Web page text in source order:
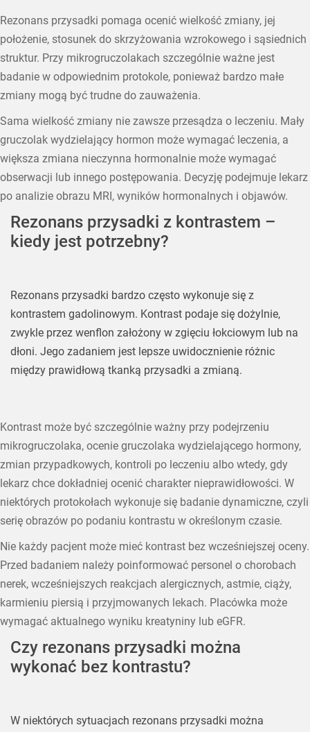
Rezonans przysadki pomaga ocenić wielkość zmiany, jej
położenie, stosunek do skrzyżowania wzrokowego i sąsiednich
struktur. Przy mikrogruczolakach szczególnie ważne jest
badanie w odpowiednim protokole, ponieważ bardzo małe
zmiany mogą być trudne do zauważenia.
Sama wielkość zmiany nie zawsze przesądza o leczeniu. Mały
gruczolak wydzielający hormon może wymagać leczenia, a
większa zmiana nieczynna hormonalnie może wymagać
obserwacji lub innego postępowania. Decyzję podejmuje lekarz
po analizie obrazu MRI, wyników hormonalnych i objawów.
Rezonans przysadki z kontrastem –
kiedy jest potrzebny?
Rezonans przysadki bardzo często wykonuje się z
kontrastem gadolinowym. Kontrast podaje się dożylnie,
zwykle przez wenflon założony w zgięciu łokciowym lub na
dłoni. Jego zadaniem jest lepsze uwidocznienie różnic
między prawidłową tkanką przysadki a zmianą.
Kontrast może być szczególnie ważny przy podejrzeniu
mikrogruczolaka, ocenie gruczolaka wydzielającego hormony,
zmian przypadkowych, kontroli po leczeniu albo wtedy, gdy
lekarz chce dokładniej ocenić charakter nieprawidłowości. W
niektórych protokołach wykonuje się badanie dynamiczne, czyli
serię obrazów po podaniu kontrastu w określonym czasie.
Nie każdy pacjent może mieć kontrast bez wcześniejszej oceny.
Przed badaniem należy poinformować personel o chorobach
nerek, wcześniejszych reakcjach alergicznych, astmie, ciąży,
karmieniu piersią i przyjmowanych lekach. Placówka może
wymagać aktualnego wyniku kreatyniny lub eGFR.
Czy rezonans przysadki można
wykonać bez kontrastu?
W niektórych sytuacjach rezonans przysadki można